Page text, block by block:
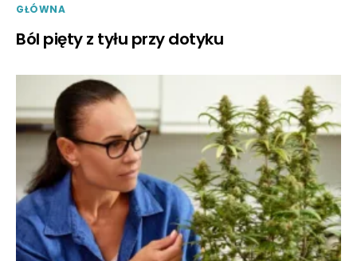
GŁÓWNA
Ból pięty z tyłu przy dotyku